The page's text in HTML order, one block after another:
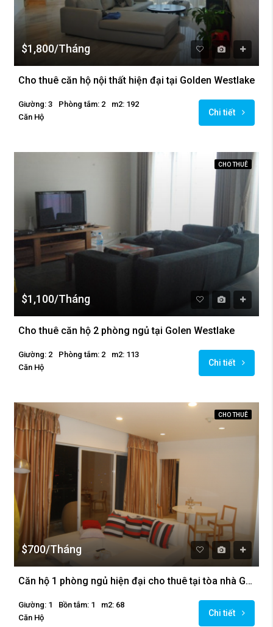
$1,800/Tháng
Cho thuê căn hộ nội thất hiện đại tại Golden Westlake
Giường: 3 Phòng tắm: 2
m2: 192
Căn Hộ
Chi tiết
CHO THUÊ
$1,100/Tháng
Cho thuê căn hộ 2 phòng ngủ tại Golen Westlake
Giường: 2 Phòng tắm: 2
m2: 113
Căn Hộ
Chi tiết
CHO THUÊ
$700/Tháng
Căn hộ 1 phòng ngủ hiện đại cho thuê tại tòa nhà Golden Westlake
Giường: 1 Bồn tắm: 1
m2: 68
Căn Hộ
Chi tiết